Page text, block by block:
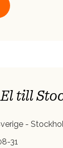
till
-
31